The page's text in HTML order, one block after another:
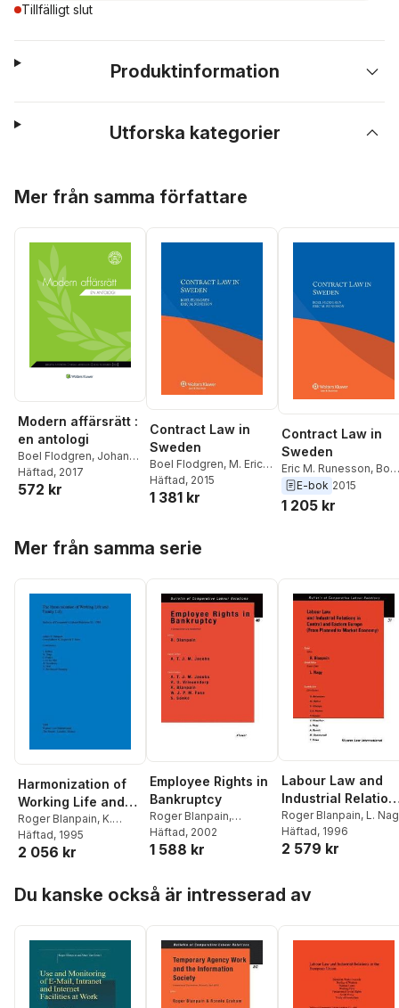
Tillfälligt slut
Produktinformation
Utforska kategorier
Mer från samma författare
Modern affärsrätt :
en antologi
Boel Flodgren, Johan
Adestam,Niklas
Arvidsson
Patrik Lindskoug
Maunsbach, Ulf
Nyström
Samuelsson
Svensson
Wennersten
Westregård
Häftad, 2017
572 kr
Contract Law in
Sweden
Boel Flodgren, M. Eric
Runesson
Häftad, 2015
1 381 kr
Contract Law in
Sweden
Eric M. Runesson, Boel
Flodgren
E-bok 2015
1 205 kr
Mer från samma serie
Harmonization of
Working Life and
Family Life
Roger Blanpain, K.
Sugeno ,Y. Suwa
Häftad, 1995
2 056 kr
Employee Rights in
Bankruptcy
Roger Blanpain,
A.T.J.M. Jacobs
Häftad, 2002
1 588 kr
Labour Law and
Industrial
in Central and
Easten Europe
(From Planned to a
Roger Blanpain, L.
Häftad, 1996
2 579 kr
Du kanske också är intresserad av